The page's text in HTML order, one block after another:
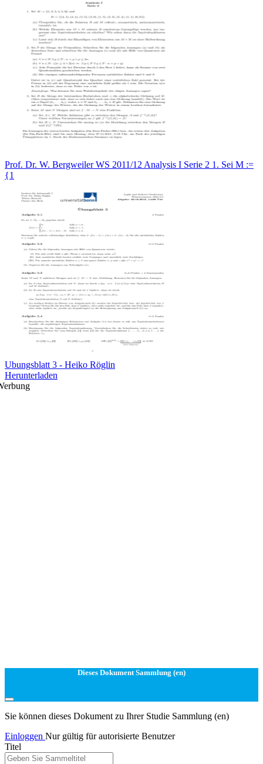
Prof. Dr. W. Bergweiler WS 2011/12 Analysis I Serie 2 1. Sei M :=
{1
Ubungsblatt 3 - Heiko Röglin
Herunterladen
Dieses Dokument Sammlung (en)
Sie können dieses Dokument zu Ihrer Studie Sammlung (en)
Einloggen Nur gültig für autorisierte Benutzer
Titel